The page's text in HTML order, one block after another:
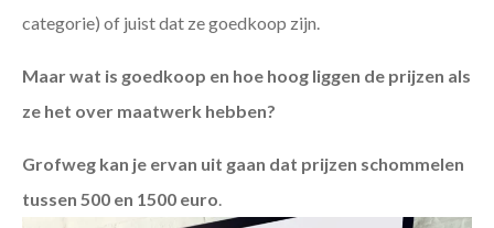
categorie) of juist dat ze goedkoop zijn.
Maar wat is goedkoop en hoe hoog liggen de prijzen als
ze het over maatwerk hebben?
Grofweg kan je ervan uit gaan dat prijzen schommelen
tussen 500 en 1500 euro.